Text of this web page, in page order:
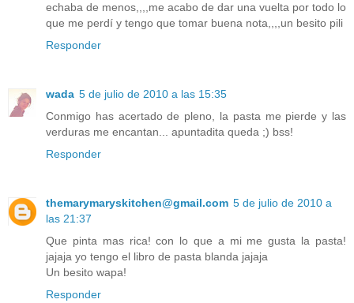
echaba de menos,,,,me acabo de dar una vuelta por todo lo
que me perdí y tengo que tomar buena nota,,,,un besito pili
Responder
wada 5 de julio de 2010 a las 15:35
Conmigo has acertado de pleno, la pasta me pierde y las
verduras me encantan... apuntadita queda ;) bss!
Responder
themarymaryskitchen@gmail.com 5 de julio de 2010 a
las 21:37
Que pinta mas rica! con lo que a mi me gusta la pasta!
jajaja yo tengo el libro de pasta blanda jajaja
Un besito wapa!
Responder